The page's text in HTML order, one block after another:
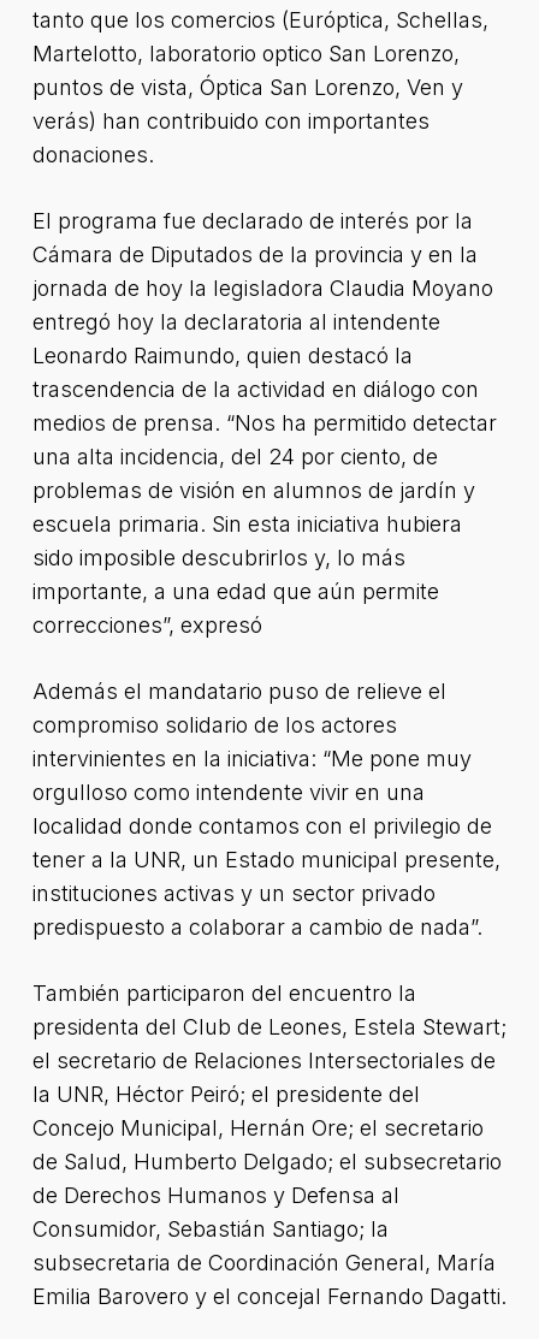
tanto que los comercios (Európtica, Schellas,
Martelotto, laboratorio optico San Lorenzo,
puntos de vista, Óptica San Lorenzo, Ven y
verás) han contribuido con importantes
donaciones.
El programa fue declarado de interés por la
Cámara de Diputados de la provincia y en la
jornada de hoy la legisladora Claudia Moyano
entregó hoy la declaratoria al intendente
Leonardo Raimundo, quien destacó la
trascendencia de la actividad en diálogo con
medios de prensa. “Nos ha permitido detectar
una alta incidencia, del 24 por ciento, de
problemas de visión en alumnos de jardín y
escuela primaria. Sin esta iniciativa hubiera
sido imposible descubrirlos y, lo más
importante, a una edad que aún permite
correcciones”, expresó
Además el mandatario puso de relieve el
compromiso solidario de los actores
intervinientes en la iniciativa: “Me pone muy
orgulloso como intendente vivir en una
localidad donde contamos con el privilegio de
tener a la UNR, un Estado municipal presente,
instituciones activas y un sector privado
predispuesto a colaborar a cambio de nada”.
También participaron del encuentro la
presidenta del Club de Leones, Estela Stewart;
el secretario de Relaciones Intersectoriales de
la UNR, Héctor Peiró; el presidente del
Concejo Municipal, Hernán Ore; el secretario
de Salud, Humberto Delgado; el subsecretario
de Derechos Humanos y Defensa al
Consumidor, Sebastián Santiago; la
subsecretaria de Coordinación General, María
Emilia Barovero y el concejal Fernando Dagatti.